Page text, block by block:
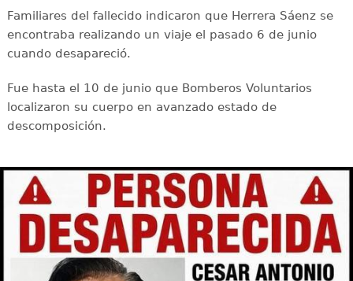
Familiares del fallecido indicaron que Herrera Sáenz se
encontraba realizando un viaje el pasado 6 de junio
cuando desapareció.
Fue hasta el 10 de junio que Bomberos Voluntarios
localizaron su cuerpo en avanzado estado de
descomposición.